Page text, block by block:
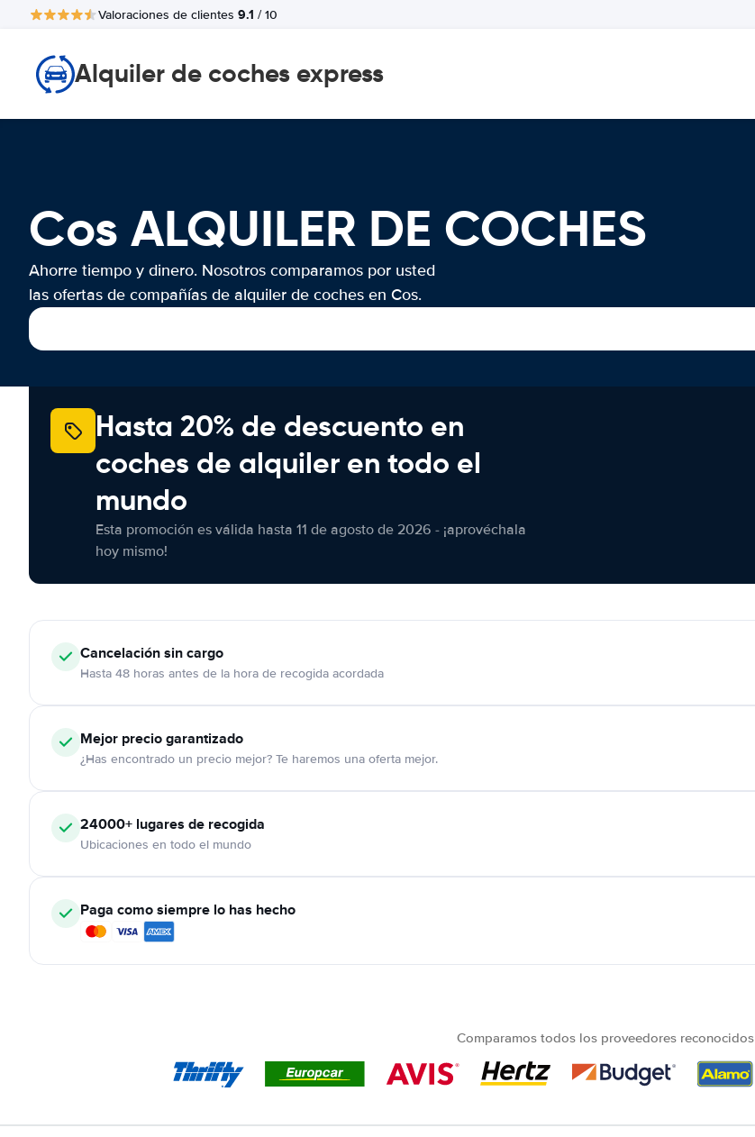
Valoraciones de clientes 9.1 / 10
Alquiler de coches express
Cos ALQUILER DE COCHES
Ahorre tiempo y dinero. Nosotros comparamos por usted
las ofertas de compañías de alquiler de coches en Cos.
Hasta 20% de descuento en
coches de alquiler en todo el
mundo
Esta promoción es válida hasta 11 de agosto de 2026 - ¡aprovéchala
hoy mismo!
Cancelaciónsin cargo
Hasta 48 horas antes de la hora de recogida acordada
Mejor precio garantizado
¿Has encontrado un precio mejor? Te haremos una oferta mejor.
24000+ lugares de recogida
Ubicaciones en todo el mundo
Paga como siempre lo has hecho
Comparamos todos los proveedores reconocidos